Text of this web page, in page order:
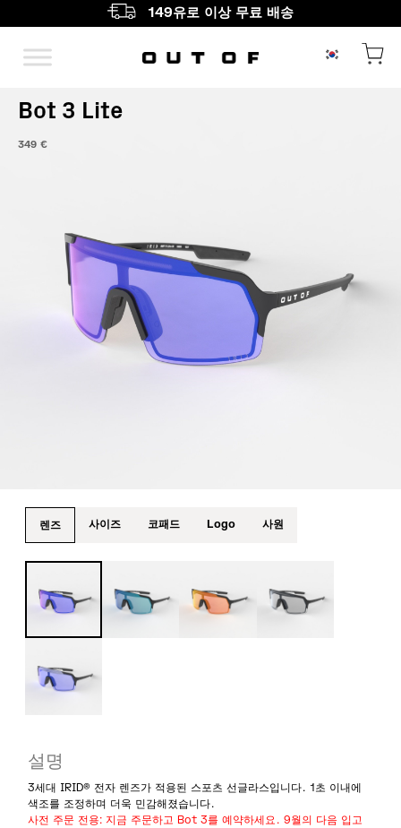
149유로 이상 무료 배송
메인 내비게이션
Bot 3 Lite
349 €
렌즈 사이즈 코패드 Logo 사원
설명
3세대 IRID® 전자 렌즈가 적용된 스포츠 선글라스입니다. 1초 이내에
색조를 조정하며 더욱 민감해졌습니다.
사전 주문 전용: 지금 주문하고 Bot 3를 예약하세요. 9월의 다음 입고